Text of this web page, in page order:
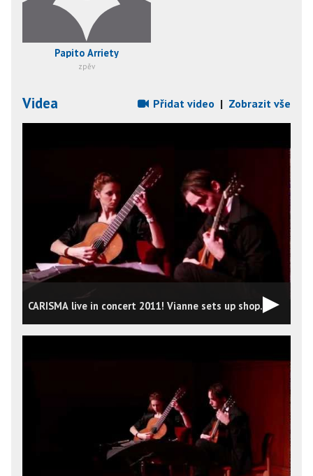
Papito Arriety
zpěv
Videa Přidat video | Zobrazit vše
CARISMA live in concert 2011! Vianne sets up shop.